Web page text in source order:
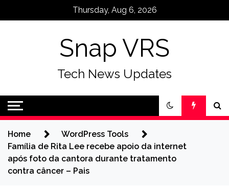
Thursday, Aug 6, 2026
Snap VRS
Tech News Updates
Home
WordPress Tools
Família de Rita Lee recebe apoio da internet
após foto da cantora durante tratamento
contra câncer – Pais